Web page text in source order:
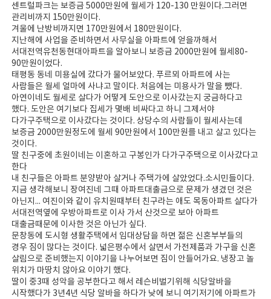
센트럴파크는 보증금 5000만원에 월세가 120-130 만원이다.그러면
관리비까지 150만원이다.
겨울에 난방비까지면 170만원에서 180만원이다.
지난해에 사업을 준비하면서 사무실을 아파트에 얻을까해서
서대전역유천동현대아파트을 알아보니 보증금 2000만원에 월세80-
90만원이었다.
태평동 동네 미용실에 갔다가 물어보았다. 푸르뫼 아파트에 사는
사람들은 월세 얼마에 사냐고 말이다. 처음에는 미용사가 말을 뺐다.
아연이네도 월세로 살다가 어떻게 도안으로 이사갔는지 궁금하다고
했다. 도안은 여기보다 집세가 몇배 비싸다고 하니 그제서야
다가구주택으로 이사갔다는 것이다. 상당수의 사람들이 월세사는데
보증금 2000만원정도에 월세 90만원에서 100만원를 내고 살고 있다는
것이다.
딸 친구중에 초원이네는 이혼하고 구봉인가 다가구주택으로 이사갔다고
한다
내 친구들은 아파트 분양받아 살거나 주택가에 살았었다.소시민들이다.
지금 생각해보니 장여진네 그때 아파트대출금으로 문제가 생겼던 것은
아닌지... 여진이와 같이 유치원때부터 친구라는 애도 목동아파트 살다가
서대전역옆에 우방아파트로 이사 가서 산것으로 보아 아파트
대출금때문에 이사한 것은 아닌가 싶다.
문창동에 도시형 생활주택에서 임대상담을 하면 젊은 신혼부부들의
경우 짐이 많다는 것이다. 넓은평수에서 살면서 가전제품과 가구을 신혼
살림으로 준비했는지 이야기을 나누어보면 짐이 안들어가요. 냉장고 놀
위치가 마땅치 않아요 이야기 했다.
딸이 중3때 성악을 공부한다고 해서 레슨비벌기위해 식당알바을
시작했다가 3년4년 식당 알바을 하다가 낮에 보니 여기저기에 아파트가